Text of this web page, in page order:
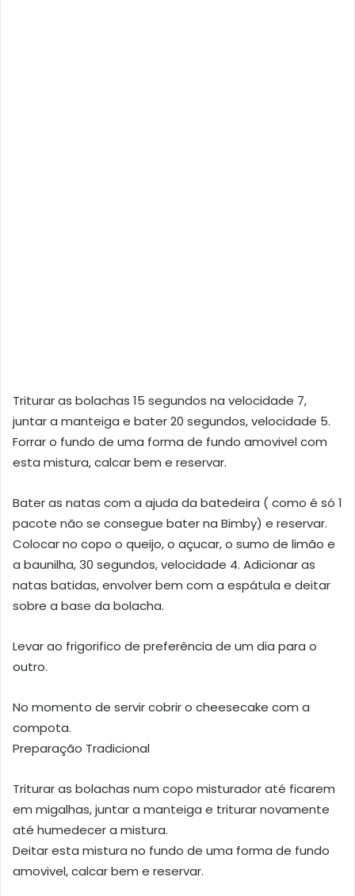
Triturar as bolachas 15 segundos na velocidade 7,
juntar a manteiga e bater 20 segundos, velocidade 5.
Forrar o fundo de uma forma de fundo amovivel com
esta mistura, calcar bem e reservar.
Bater as natas com a ajuda da batedeira ( como é só 1
pacote não se consegue bater na Bimby) e reservar.
Colocar no copo o queijo, o açucar, o sumo de limão e
a baunilha, 30 segundos, velocidade 4. Adicionar as
natas batidas, envolver bem com a espátula e deitar
sobre a base da bolacha.
Levar ao frigorifico de preferência de um dia para o
outro.
No momento de servir cobrir o cheesecake com a
compota.
Preparação Tradicional
Triturar as bolachas num copo misturador até ficarem
em migalhas, juntar a manteiga e triturar novamente
até humedecer a mistura.
Deitar esta mistura no fundo de uma forma de fundo
amovivel, calcar bem e reservar.